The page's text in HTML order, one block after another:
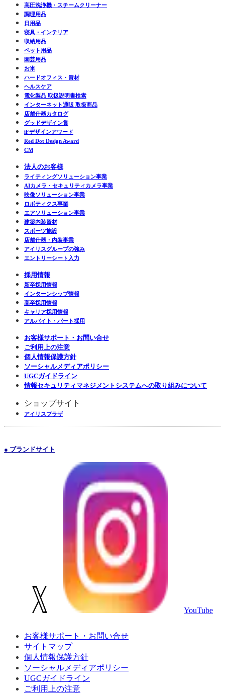
高圧洗浄機・スチームクリーナー
調理用品
日用品
寝具・インテリア
収納用品
ペット用品
園芸用品
お米
ハードオフィス・資材
ヘルスケア
電化製品 取扱説明書検索
インターネット通販 取扱商品
店舗什器カタログ
グッドデザイン賞
iFデザインアワード
Red Dot Design Award
CM
法人のお客様
ライティングソリューション事業
AIカメラ・セキュリティカメラ事業
映像ソリューション事業
ロボティクス事業
エアソリューション事業
建築内装資材
スポーツ施設
店舗什器・内装事業
アイリスグループの強み
エントリーシート入力
採用情報
新卒採用情報
インターンシップ情報
高卒採用情報
キャリア採用情報
アルバイト・パート採用
お客様サポート・お問い合せ
ご利用上の注意
個人情報保護方針
ソーシャルメディアポリシー
UGCガイドライン
情報セキュリティマネジメントシステムへの取り組みについて
ショップサイト
アイリスプラザ
● ブランドサイト
YouTube
お客様サポート・お問い合せ
サイトマップ
個人情報保護方針
ソーシャルメディアポリシー
UGCガイドライン
ご利用上の注意